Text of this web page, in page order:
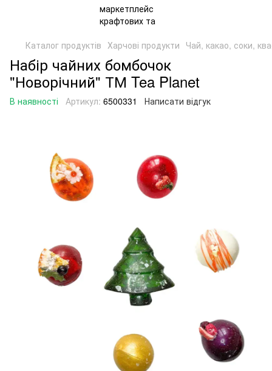
Каталог продуктів Харчові продукти Чай, какао, соки,
Набір чайних бомбочок
"Новорічний" ТМ Tea Planet
В наявності Артикул: 6500331 Написати відгук